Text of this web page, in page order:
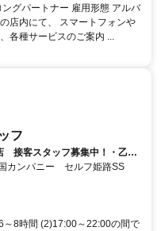
グパートナー 雇用形態 アルバ
店内にて、 スマートフォンや
各種サービスのご案内 ...
フ
接客スタッフ募集中！・乙四
カンパニー セルフ姫路SS
8時間 (2)17:00～22:00の間で